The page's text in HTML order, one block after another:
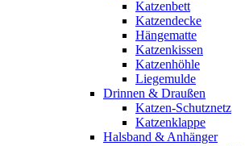
Katzenbett
Katzendecke
Hängematte
Katzenkissen
Katzenhöhle
Liegemulde
Drinnen & Draußen
Katzen-Schutznetz
Katzenklappe
Halsband & Anhänger